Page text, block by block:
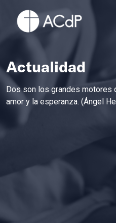
Actualidad
Dos son los grandes motores
amor y la esperanza. (Ángel